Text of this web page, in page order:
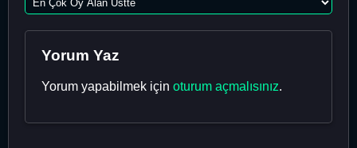
Yorum Yaz
Yorum yapabilmek için oturum açmalısınız.